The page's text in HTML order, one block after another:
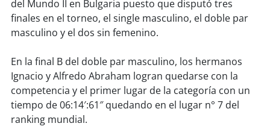
soycopiapó
soyvalparaíso
soyquillota
soysanantonio
del Mundo II en Bulgaria puesto que disputó tres
finales en el torneo, el single masculino, el doble par
masculino y el dos sin femenino.
En la final B del doble par masculino, los hermanos
Ignacio y Alfredo Abraham logran quedarse con la
competencia y el primer lugar de la categoría con un
tiempo de 06:14′:61″ quedando en el lugar n° 7 del
ranking mundial.